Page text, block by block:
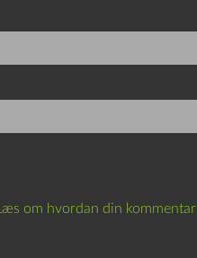
Læs om hvordan din